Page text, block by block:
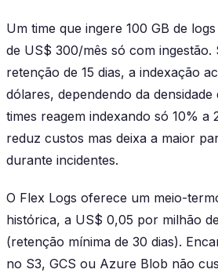
Um time que ingere 100 GB de
de US$ 300/mês só com ingestão.
retenção de 15 dias, a indexação
dólares, dependendo da
times reagem indexando só 10% a
reduz custos mas deixa a maior
durante incidentes.
O Flex Logs oferece um meio-
histórica, a US$ 0,05 por milhão
(retenção mínima de 30 dias).
no S3, GCS ou Azure Blob não